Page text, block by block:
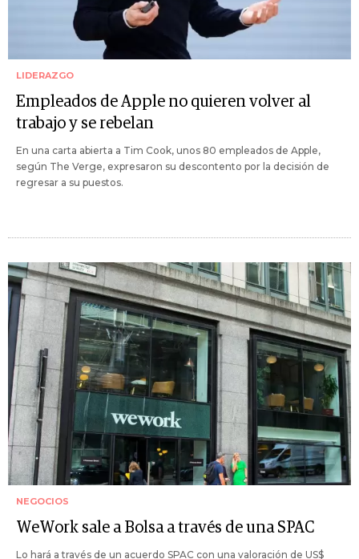
LIDERAZGO
Empleados de Apple no quieren volver al
trabajo y se rebelan
En una carta abierta a Tim Cook, unos 80 empleados de Apple,
según The Verge, expresaron su descontento por la decisión de
regresar a su puestos.
NEGOCIOS
WeWork sale a Bolsa a través de una SPAC
Lo hará a través de un acuerdo SPAC con una valoración de US$